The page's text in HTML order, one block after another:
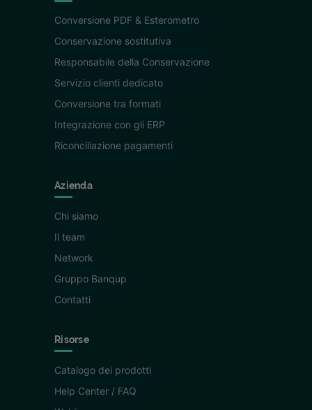
Conversione PDF & Esterometro
Conservazione sostitutiva
Responsabile della Conservazione
Servizio clienti dedicato
Conversione tra formati
Integrazione con gli ERP
Riconciliazione pagamenti
Azienda
Chi siamo
Il team
Network
Gruppo Banqup
Contatti
Risorse
Catalogo dei prodotti
Help Center / FAQ